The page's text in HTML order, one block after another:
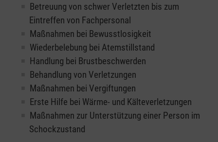
Betreuung von schwer Verletzten bis zum
Eintreffen von Fachpersonal
Maßnahmen bei Bewusstlosigkeit
Wiederbelebung bei Atemstillstand
Handlung bei Brustbeschwerden
Behandlung von Verletzungen
Maßnahmen bei Vergiftungen
Erste Hilfe bei Wärme- und Kälteverletzungen
Maßnahmen zur Unterstützung einer Person im
Schockzustand